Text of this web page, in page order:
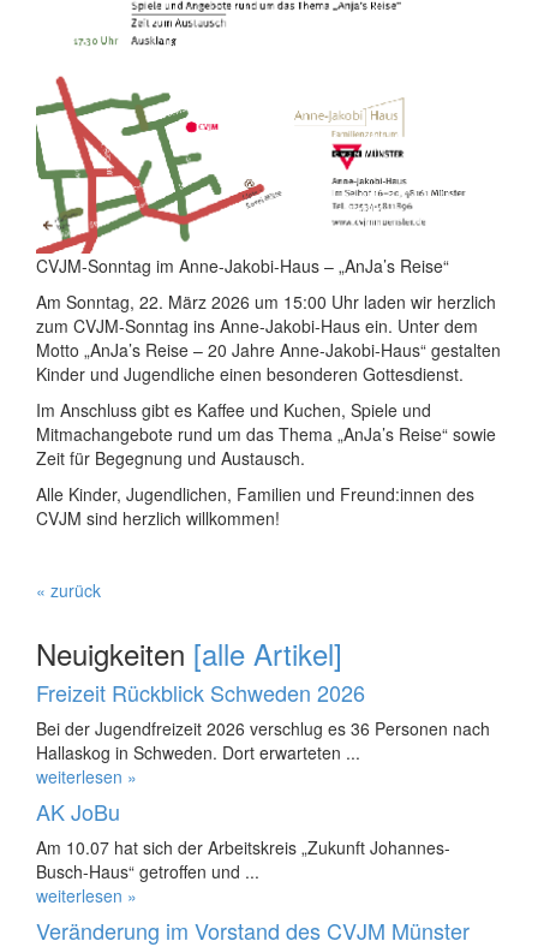
CVJM-Sonntag im Anne-Jakobi-Haus – „AnJa’s Reise“
Am Sonntag, 22. März 2026 um 15:00 Uhr laden wir herzlich
zum CVJM-Sonntag ins Anne-Jakobi-Haus ein. Unter dem
Motto „AnJa’s Reise – 20 Jahre Anne-Jakobi-Haus“ gestalten
Kinder und Jugendliche einen besonderen Gottesdienst.
Im Anschluss gibt es Kaffee und Kuchen, Spiele und
Mitmachangebote rund um das Thema „AnJa’s Reise“ sowie
Zeit für Begegnung und Austausch.
Alle Kinder, Jugendlichen, Familien und Freund:innen des
CVJM sind herzlich willkommen!
« zurück
Neuigkeiten [alle Artikel]
Freizeit Rückblick Schweden 2026
Bei der Jugendfreizeit 2026 verschlug es 36 Personen nach
Hallaskog in Schweden. Dort erwarteten ...
weiterlesen »
AK JoBu
Am 10.07 hat sich der Arbeitskreis „Zukunft Johannes-
Busch-Haus“ getroffen und ...
weiterlesen »
Veränderung im Vorstand des CVJM Münster